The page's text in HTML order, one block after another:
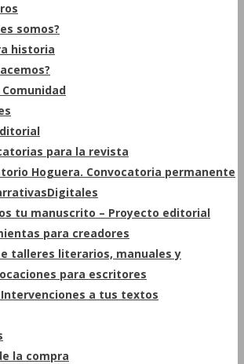
somos?
historia
Comunidad
para la revista
Hoguera. Convocatoria permanente
tu manuscrito – Proyecto editorial
para creadores
talleres literarios, manuales y
para escritores
a tus textos
la compra